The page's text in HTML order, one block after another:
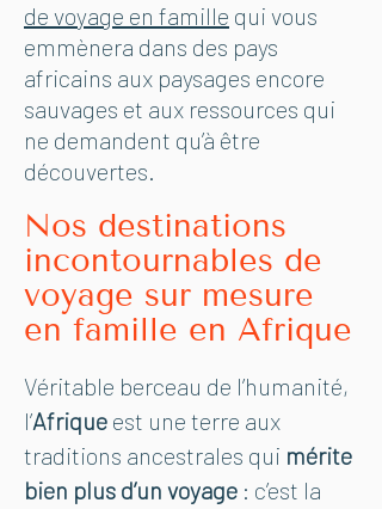
de voyage en famille qui vous
emmènera dans des pays
africains aux paysages encore
sauvages et aux ressources qui
ne demandent qu’à être
découvertes.
Nos destinations
incontournables de
voyage sur mesure
en famille en Afrique
Véritable berceau de l’humanité,
l’Afrique est une terre aux
traditions ancestrales qui mérite
bien plus d’un voyage : c’est la